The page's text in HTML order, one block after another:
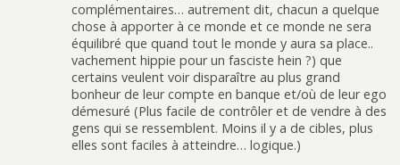
complémentaires… autrement dit, chacun a quelque
chose à apporter à ce monde et ce monde ne sera
équilibré que quand tout le monde y aura sa place..
vachement hippie pour un fasciste hein ?) que
certains veulent voir disparaître au plus grand
bonheur de leur compte en banque et/où de leur ego
démesuré (Plus facile de contrôler et de vendre à des
gens qui se ressemblent. Moins il y a de cibles, plus
elles sont faciles à atteindre… logique.)